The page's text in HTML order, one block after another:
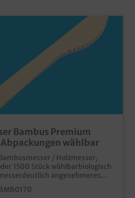
Bambus Premium
wählbar
/ Holzmesser,
1500 Stück wählbarbiologisch
angenehmeres
Holzmesserextrastarke